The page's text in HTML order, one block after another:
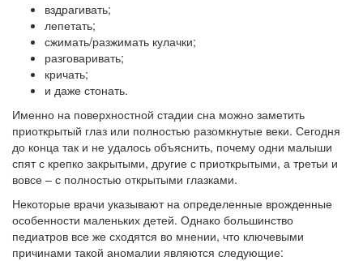
вздрагивать;
лепетать;
сжимать/разжимать кулачки;
разговаривать;
кричать;
и даже стонать.
Именно на поверхностной стадии сна можно заметить
приоткрытый глаз или полностью разомкнутые веки. Сегодня
до конца так и не удалось объяснить, почему одни малыши
спят с крепко закрытыми, другие с приоткрытыми, а третьи и
вовсе – с полностью открытыми глазками.
Некоторые врачи указывают на определенные врожденные
особенности маленьких детей. Однако большинство
педиатров все же сходятся во мнении, что ключевыми
причинами такой аномалии являются следующие: